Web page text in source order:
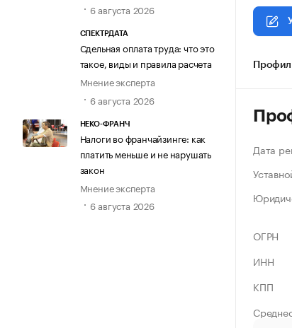
6 августа 2026
СПЕКТРДАТА
Сдельная оплата труда: что это
такое, виды и правила расчета
Мнение эксперта
6 августа 2026
НЕКО-ФРАНЧ
Налоги во франчайзинге: как
платить меньше и не нарушать
закон
Мнение эксперта
6 августа 2026
Дата
ОГРН
ИНН
КПП